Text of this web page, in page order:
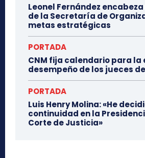
Leonel Fernández
de la Secretaría de
metas estratégicas
PORTADA
CNM fija calendario para la
desempeño de los jueces
PORTADA
Luis Henry Molina: «He
continuidad en la
Corte de Justicia»